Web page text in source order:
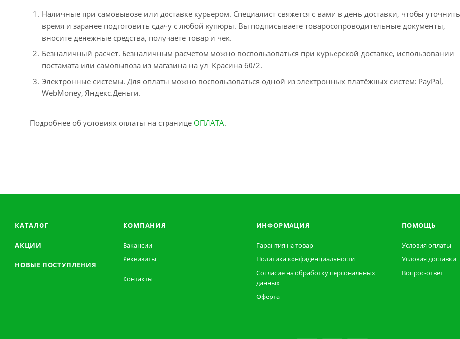
Наличные при самовывозе или доставке курьером. Специалист свяжется с вами в день доставки, чтобы уточнить
время и заранее подготовить сдачу с любой купюры. Вы подписываете товаросопроводительные документы,
вносите денежные средства, получаете товар и чек.
Безналичный расчет. Безналичным расчетом можно воспользоваться при курьерской доставке, использовании
постамата или самовывоза из магазина на ул. Красина 60/2.
Электронные системы. Для оплаты можно воспользоваться одной из электронных платёжных систем: PayPal,
WebMoney, Яндекс.Деньги.
Подробнее об условиях оплаты на странице ОПЛАТА.
КАТАЛОГ
АКЦИИ
НОВЫЕ ПОСТУПЛЕНИЯ
КОМПАНИЯ
Вакансии
Реквизиты
Контакты
ИНФОРМАЦИЯ
Гарантия на товар
Политика конфиденциальности
Согласие на обработку персональных
данных
Оферта
ПОМОЩЬ
Условия оплаты
Условия доставки
Вопрос-ответ